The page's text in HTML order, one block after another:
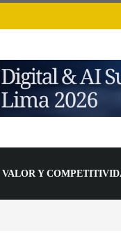
VALOR Y
aumentarán más